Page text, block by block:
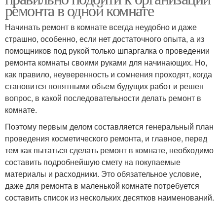
ремонта в одной комнате
Начинать ремонт в комнате всегда неудобно и даже
страшно, особенно, если нет достаточного опыта, а из
помощников под рукой только шпаргалка о проведении
ремонта комнаты своими руками для начинающих. Но,
как правило, неуверенность и сомнения проходят, когда
становится понятными объем будущих работ и решен
вопрос, в какой последовательности делать ремонт в
комнате.
Поэтому первым делом составляется генеральный план
проведения косметического ремонта, и главное, перед
тем как пытаться сделать ремонт в комнате, необходимо
составить подробнейшую смету на покупаемые
материалы и расходники. Это обязательное условие,
даже для ремонта в маленькой комнате потребуется
составить список из нескольких десятков наименований.